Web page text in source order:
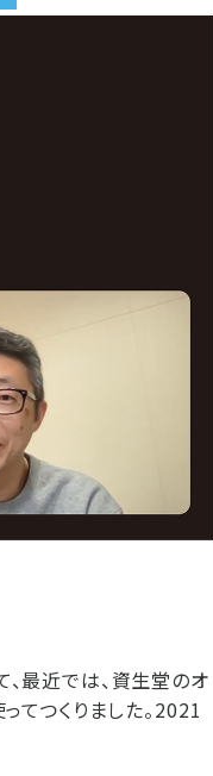
最近では、資生堂のオ
てつくりました。2021